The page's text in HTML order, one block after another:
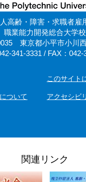
高齢・障害・求職者
職業能力開発総合大学校
東京都小平市小川
341-3331 / FAX：042-
このサイト
ついて アクセシビ
関連リンク